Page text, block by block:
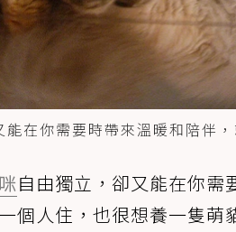
在你需要時帶來溫暖和陪伴
自由獨立，卻又能在你需
個人住，也很想養一隻